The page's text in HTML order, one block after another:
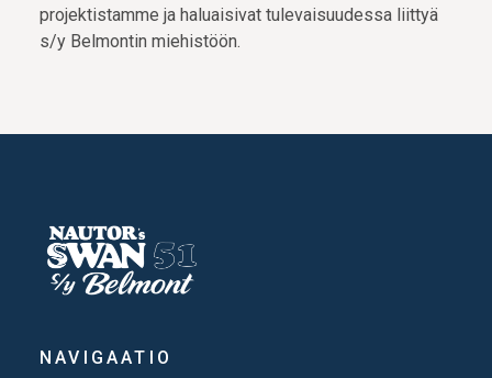
projektistamme ja haluaisivat tulevaisuudessa liittyä
s/y Belmontin miehistöön.
NAVIGAATIO